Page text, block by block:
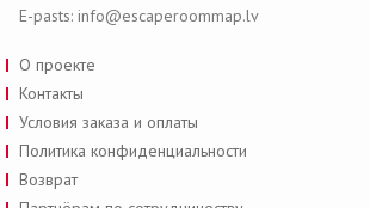
E-pasts: info@escaperoommap.lv
О проекте
Контакты
Условия заказа и оплаты
Политика конфиденциальности
Возврат